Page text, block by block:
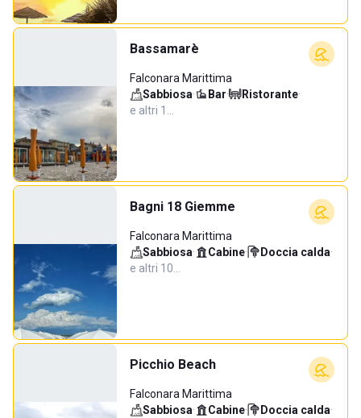
Bassamarè
Falconara Marittima
Sabbiosa· Bar· Ristorante·
e altri 1…
Bagni 18 Giemme
Falconara Marittima
Sabbiosa· Cabine· Doccia calda·
e altri 10…
Picchio Beach
Falconara Marittima
Sabbiosa· Cabine· Doccia calda·